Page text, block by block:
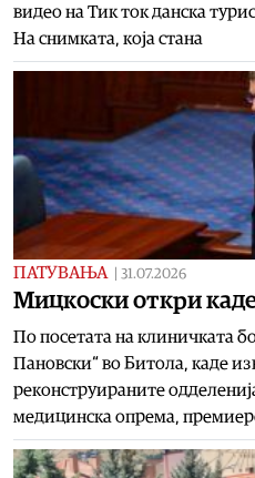
видео на Тик ток данска
На снимката, која стана
ПАТУВАЊА 31.07.2026
Мицкоски откри
По посетата на клиничката
Пановски“ во Битола, каде
реконструираните
медицинска опрема,